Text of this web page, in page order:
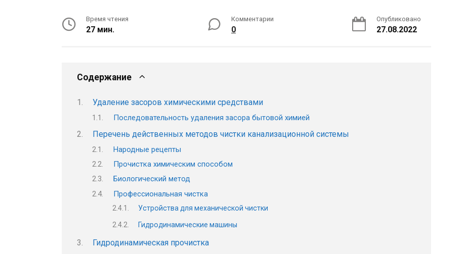
Время чтения
27 мин.
Комментарии
0
Опубликовано
27.08.2022
Содержание
Удаление засоров химическими средствами
Последовательность удаления засора бытовой химией
Перечень действенных методов чистки канализационной системы
Народные рецепты
Прочистка химическим способом
Биологический метод
Профессиональная чистка
Устройства для механической чистки
Гидродинамические машины
Гидродинамическая прочистка